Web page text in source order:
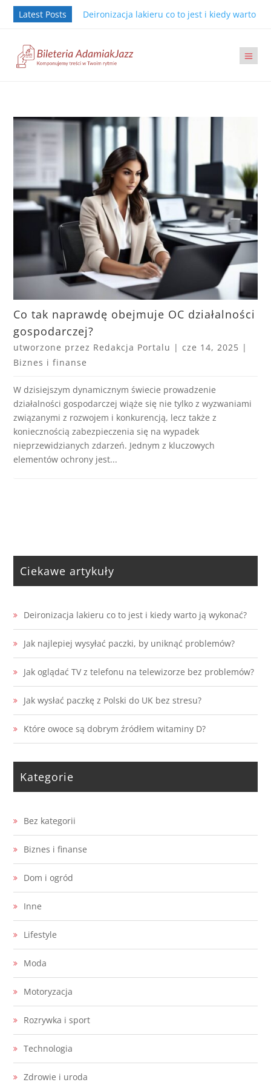
Latest Posts Deironizacja lakieru co to jest i kiedy warto ją
Co tak naprawdę obejmuje OC działalności
gospodarczej?
utworzone przez Redakcja Portalu |cze 14, 2025 |
Biznes i finanse
W dzisiejszym dynamicznym świecie prowadzenie
działalności gospodarczej wiąże się nie tylko z wyzwaniami
związanymi z rozwojem i konkurencją, lecz także z
koniecznością zabezpieczenia się na wypadek
nieprzewidzianych zdarzeń. Jednym z kluczowych
elementów ochrony jest...
Ciekawe artykuły
Deironizacja lakieru co to jest i kiedy warto ją wykonać?
Jak najlepiej wysyłać paczki, by uniknąć problemów?
Jak oglądać TV z telefonu na telewizorze bez problemów?
Jak wysłać paczkę z Polski do UK bez stresu?
Które owoce są dobrym źródłem witaminy D?
Kategorie
Bez kategorii
Biznes i finanse
Dom i ogród
Inne
Lifestyle
Moda
Motoryzacja
Rozrywka i sport
Technologia
Zdrowie i uroda